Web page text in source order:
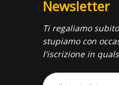
Newsletter
Ti regaliamo
stupiamo con
l'iscrizione in